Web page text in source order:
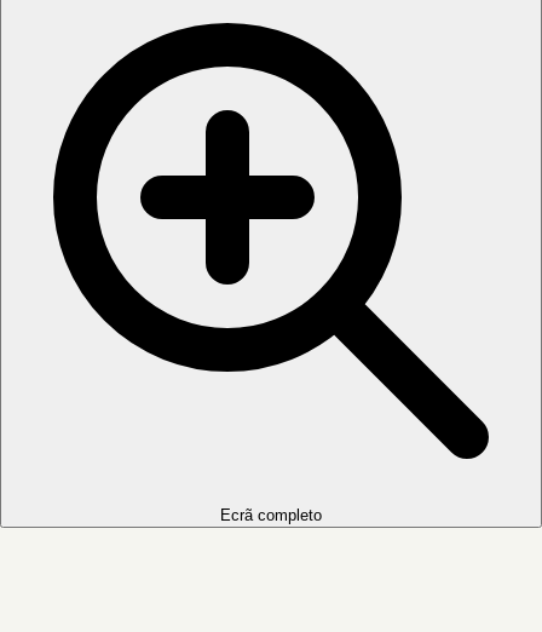
Ecrã completo